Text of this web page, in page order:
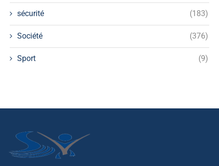
sécurité (183)
Société (376)
Sport (9)